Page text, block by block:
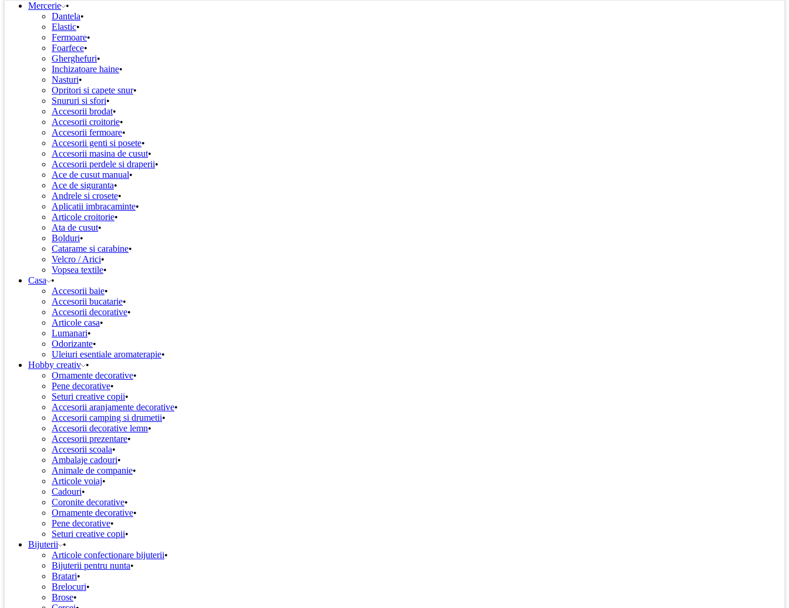
Mercerie
Dantela
Elastic
Fermoare
Foarfece
Gherghefuri
Inchizatoare haine
Nasturi
Opritori si capete snur
Snururi si sfori
Accesorii brodat
Accesorii croitorie
Accesorii fermoare
Accesorii genti si posete
Accesorii masina de cusut
Accesorii perdele si draperii
Ace de cusut manual
Ace de siguranta
Andrele si crosete
Aplicatii imbracaminte
Articole croitorie
Ata de cusut
Bolduri
Catarame si carabine
Velcro / Arici
Vopsea textile
Casa
Accesorii baie
Accesorii bucatarie
Accesorii decorative
Articole casa
Lumanari
Odorizante
Uleiuri esentiale aromaterapie
Hobby creativ
Ornamente decorative
Pene decorative
Seturi creative copii
Accesorii aranjamente decorative
Accesorii camping si drumetii
Accesorii decorative lemn
Accesorii prezentare
Accesorii scoala
Ambalaje cadouri
Animale de companie
Articole voiaj
Cadouri
Coronite decorative
Ornamente decorative
Pene decorative
Seturi creative copii
Bijuterii
Articole confectionare bijuterii
Bijuterii pentru nunta
Bratari
Brelocuri
Brose